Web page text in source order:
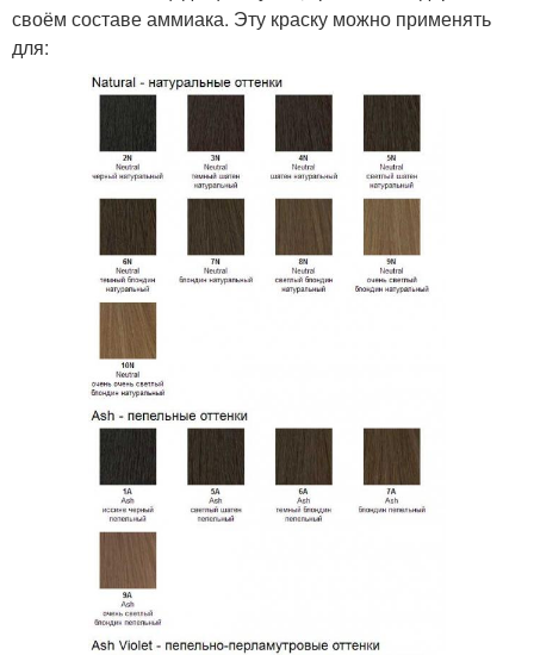
своём составе аммиака. Эту краску можно применять
для: